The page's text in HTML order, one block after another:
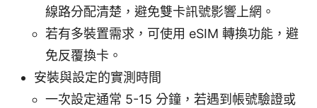
線路分配清楚，避免雙卡訊號影響上網。
若有多裝置需求，可使用 eSIM 轉換功能，避
免反覆換卡。
安裝與設定的實測時間
一次設定通常 5-15 分鐘，若遇到帳號驗證或